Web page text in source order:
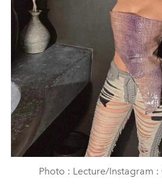
Photo : Lecture/Instagram :